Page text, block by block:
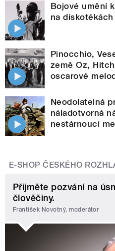
Bojové umění
na
Pinocchio,
země Oz,
oscarové
Neodolatelná
náladotvorná
nestárnoucí
E-SHOP ČESKÉHO
Přijměte pozvání na
člověčiny.
František Novotný, moderátor